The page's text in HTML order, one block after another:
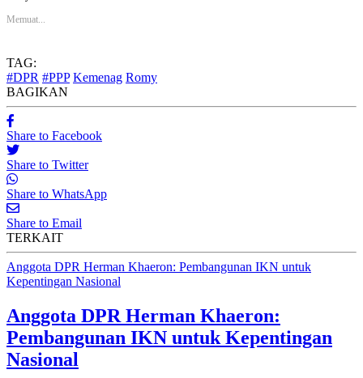
Memuat...
TAG:
#DPR #PPP Kemenag Romy
BAGIKAN
Share to Facebook
Share to Twitter
Share to WhatsApp
Share to Email
TERKAIT
Anggota DPR Herman Khaeron: Pembangunan IKN untuk
Kepentingan Nasional
Anggota DPR Herman Khaeron:
Pembangunan IKN untuk Kepentingan
Nasional